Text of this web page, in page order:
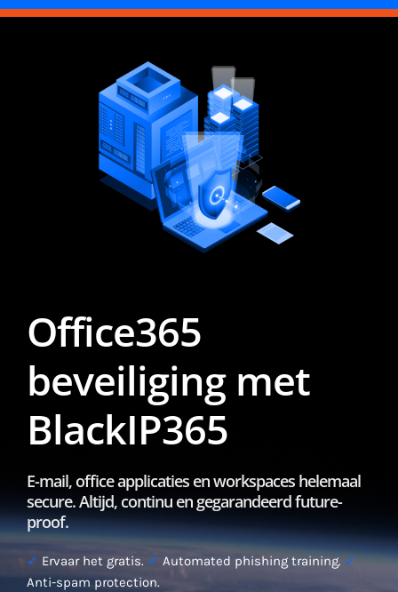
Office365
beveiliging met
BlackIP365
E-mail, office applicaties en workspaces helemaal
secure. Altijd, continu en gegarandeerd future-
proof.
✓ Ervaar het gratis. ✓ Automated phishing training. ✓
Anti-spam protection.